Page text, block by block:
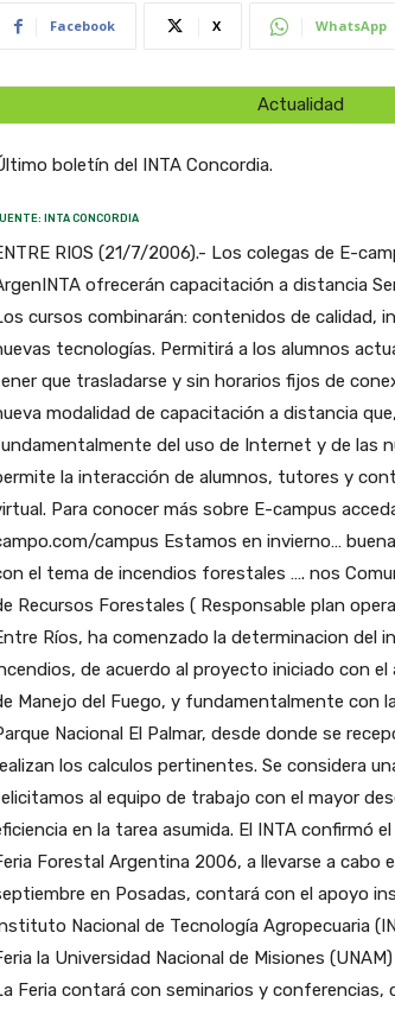
Facebook X WhatsApp
Actualidad
boletín del INTA Concordia.
INTA CONCORDIA
RIOS (21/7/2006).- Los colegas de E-
ofrecerán capacitación a distancia
cursos combinarán: contenidos de calidad,
tecnologías. Permitirá a los alumnos
que trasladarse y sin horarios fijos de
modalidad de capacitación a distancia
del uso de Internet y de las
la interacción de alumnos, tutores y
Para conocer más sobre E-campus
campus Estamos en invierno…
el tema de incendios forestales …. nos
Recursos Forestales ( Responsable plan
Ríos, ha comenzado la determinacion del
de acuerdo al proyecto iniciado con el
Manejo del Fuego, y fundamentalmente con
Nacional El Palmar, desde donde se
los calculos pertinentes. Se considera
al equipo de trabajo con el mayor
en la tarea asumida. El INTA confirmó
Forestal Argentina 2006, a llevarse a cabo
en Posadas, contará con el apoyo
Nacional de Tecnología Agropecuaria
la Universidad Nacional de Misiones
Feria contará con seminarios y conferencias,